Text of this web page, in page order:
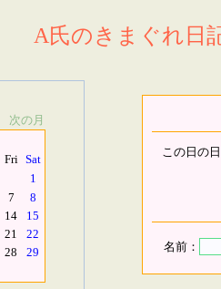
A氏のきまぐれ日
次の月
Fri Sat
1
7
8
14
15
21
22
28
29
この日の
名前：